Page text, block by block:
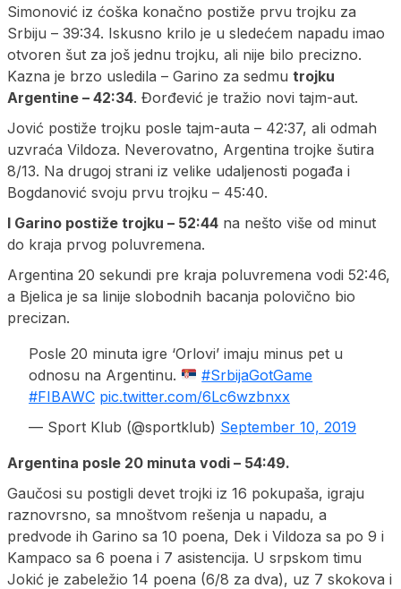
Simonović iz ćoška konačno postiže prvu trojku za
Srbiju – 39:34. Iskusno krilo je u sledećem napadu imao
otvoren šut za još jednu trojku, ali nije bilo precizno.
Kazna je brzo usledila – Garino za sedmu trojku
Argentine – 42:34. Đorđević je tražio novi tajm-aut.
Jović postiže trojku posle tajm-auta – 42:37, ali odmah
uzvraća Vildoza. Neverovatno, Argentina trojke šutira
8/13. Na drugoj strani iz velike udaljenosti pogađa i
Bogdanović svoju prvu trojku – 45:40.
I Garino postiže trojku – 52:44 na nešto više od minut
do kraja prvog poluvremena.
Argentina 20 sekundi pre kraja poluvremena vodi 52:46,
a Bjelica je sa linije slobodnih bacanja polovično bio
precizan.
Posle 20 minuta igre ‘Orlovi’ imaju minus pet u
odnosu na Argentinu.
#SrbijaGotGame
#FIBAWC pic.twitter.com/6Lc6wzbnxx
— Sport Klub (@sportklub) September 10, 2019
Argentina posle 20 minuta vodi – 54:49.
Gaučosi su postigli devet trojki iz 16 pokupaša, igraju
raznovrsno, sa mnoštvom rešenja u napadu, a
predvode ih Garino sa 10 poena, Dek i Vildoza sa po 9 i
Kampaco sa 6 poena i 7 asistencija. U srpskom timu
Jokić je zabeležio 14 poena (6/8 za dva), uz 7 skokova i